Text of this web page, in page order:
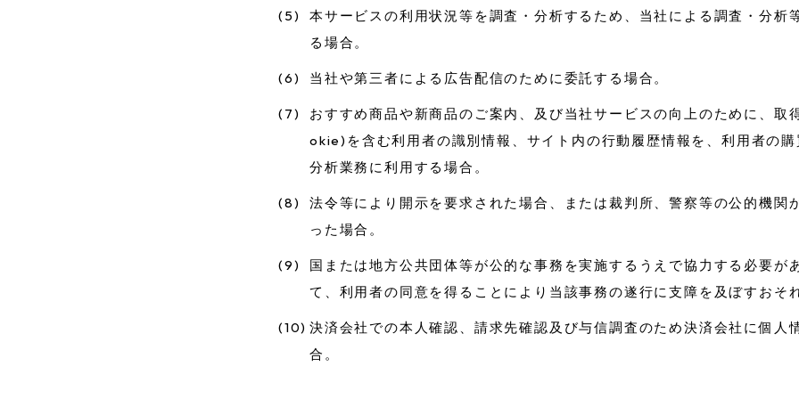
(5)
本サービスの利用状況等を調査・分析するため、当社による調査・分析
る場合。
(6) 当社や第三者による広告配信のために委託する場合。
(7)
おすすめ商品や新商品のご案内、及び当社サービスの向上のために、取
okie)を含む利用者の識別情報、サイト内の行動履歴情報を、利用者の
分析業務に利用する場合。
(8)
法令等により開示を要求された場合、または裁判所、警察等の公的機関
った場合。
(9)
国または地方公共団体等が公的な事務を実施するうえで協力する必要が
て、利用者の同意を得ることにより当該事務の遂行に支障を及ぼすおそ
(10) 決済会社での本人確認、請求先確認及び与信調査のため決済会社に個人
合。